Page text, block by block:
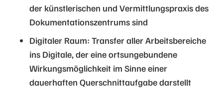
der künstlerischen und Vermittlungspraxis des
Dokumentationszentrums sind
Digitaler Raum: Transfer aller Arbeitsbereiche
ins Digitale, der eine ortsungebundene
Wirkungsmöglichkeit im Sinne einer
dauerhaften Querschnittaufgabe darstellt